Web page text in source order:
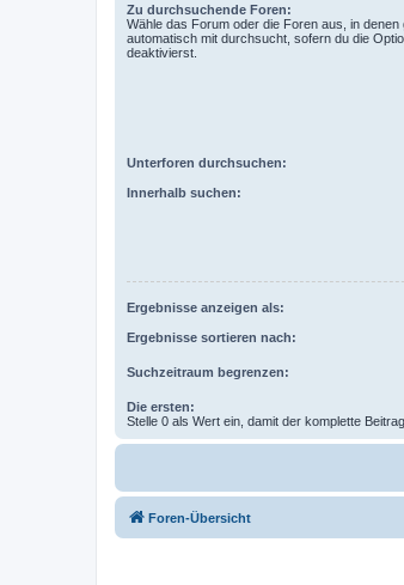
Zu durchsuchende Foren:
Wähle das Forum oder die Foren aus, in
automatisch mit durchsucht, sofern du die
deaktivierst.
Unterforen durchsuchen:
Innerhalb suchen:
Ergebnisse anzeigen als:
Ergebnisse sortieren nach:
Suchzeitraum begrenzen:
Die ersten:
Stelle 0 als Wert ein, damit der komplette
Foren-Übersicht